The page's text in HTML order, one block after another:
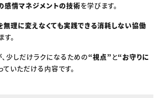
感情マネジメントの技術を学びます。
無理に変えなくても実践できる消耗しない協働
。
、少しだけラクになるための“視点”と“お守りに
ていただける内容です。